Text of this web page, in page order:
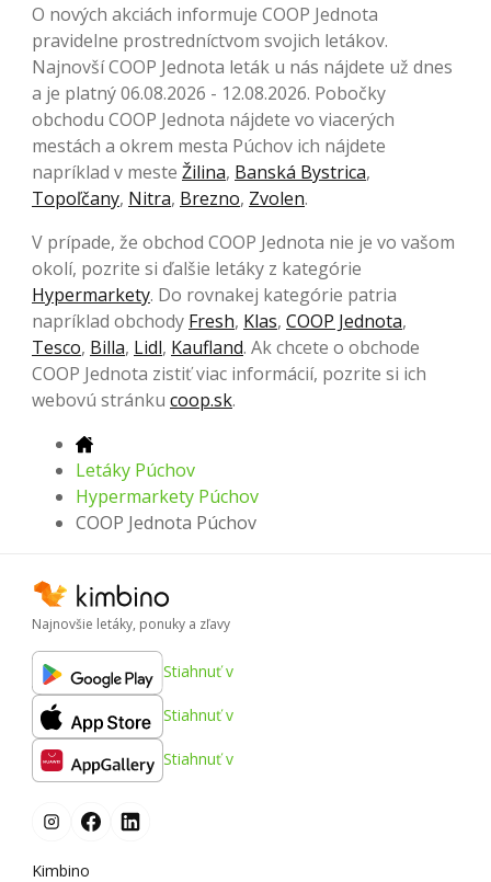
O nových akciách informuje COOP Jednota
pravidelne prostredníctvom svojich letákov.
Najnovší COOP Jednota leták u nás nájdete už dnes
a je platný 06.08.2026 - 12.08.2026. Pobočky
obchodu COOP Jednota nájdete vo viacerých
mestách a okrem mesta Púchov ich nájdete
napríklad v meste Žilina, Banská Bystrica,
Topoľčany, Nitra, Brezno, Zvolen.
V prípade, že obchod COOP Jednota nie je vo vašom
okolí, pozrite si ďalšie letáky z kategórie
Hypermarkety. Do rovnakej kategórie patria
napríklad obchody Fresh, Klas, COOP Jednota,
Tesco, Billa, Lidl, Kaufland. Ak chcete o obchode
COOP Jednota zistiť viac informácií, pozrite si ich
webovú stránku coop.sk.
Letáky Púchov
Hypermarkety Púchov
COOP Jednota Púchov
Najnovšie letáky, ponuky a zľavy
Stiahnuť v
Stiahnuť v
Stiahnuť v
Kimbino